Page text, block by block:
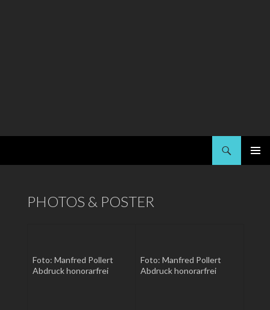
PHOTOS & POSTER
Foto: Manfred Pollert
Abdruck honorarfrei
Foto: Manfred Pollert
Abdruck honorarfrei